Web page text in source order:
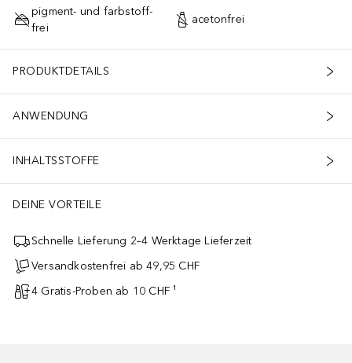
pigment- und farbstoff-
frei
acetonfrei
PRODUKTDETAILS
ANWENDUNG
INHALTSSTOFFE
DEINE VORTEILE
Schnelle Lieferung 2–4 Werktage Lieferzeit
Versandkostenfrei ab 49,95 CHF
4 Gratis-Proben ab 10 CHF ¹